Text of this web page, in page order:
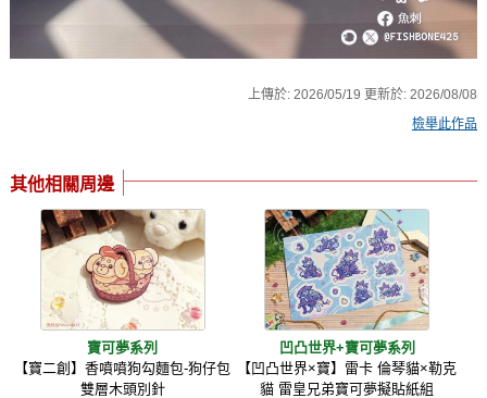
上傳於: 2026/05/19 更新於: 2026/08/08
檢舉此作品
其他相關周邊
寶可夢系列
【寶二創】香噴噴狗勾麵包-狗仔包
雙層木頭別針
凹凸世界+寶可夢系列
【凹凸世界×寶】雷卡 倫琴貓×勒克
貓 雷皇兄弟寶可夢擬貼紙組